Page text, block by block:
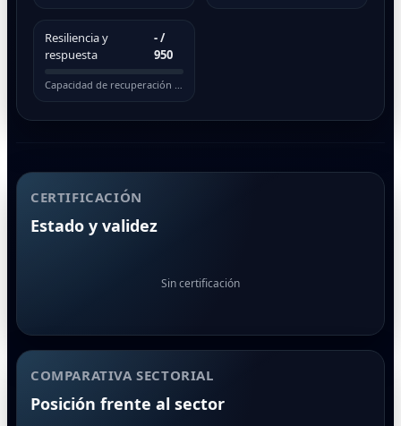
Resiliencia y
respuesta
-/
950
Capacidad de recuperación ante incidentes
CERTIFICACIÓN
Estado y validez
Sin certificación
COMPARATIVA SECTORIAL
Posición frente al sector